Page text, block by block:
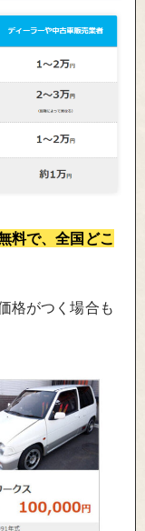
料で、全国どこ
格がつく場合も